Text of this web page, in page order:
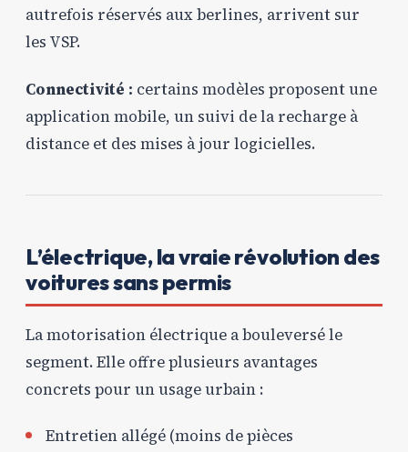
autrefois réservés aux berlines, arrivent sur
les VSP.
Connectivité : certains modèles proposent une
application mobile, un suivi de la recharge à
distance et des mises à jour logicielles.
L’électrique, la vraie révolution des
voitures sans permis
La motorisation électrique a bouleversé le
segment. Elle offre plusieurs avantages
concrets pour un usage urbain :
Entretien allégé (moins de pièces